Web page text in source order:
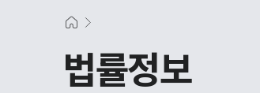
법률정보